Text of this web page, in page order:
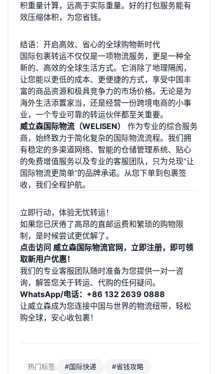
积重量计算，远高于实际重量。好的打包服务能有
效压缩体积，为您省钱。
结语：开启高效、省心的全球购物新时代
国际包裹转运不仅仅是一项物流服务，更是一种全
新的、高效的全球生活方式。它消除了地理隔阂，
让您能以更低的成本、更便捷的方式，享受中国丰
富的商品资源和极具竞争力的市场价格。无论是为
海外生活添置家当，还是经营一份跨境电商的小事
业，一个专业可靠的转运伙伴都至关重要。
威立森国际物流（WELISEN）
作为专业的综合服务
商，始终致力于简化复杂的国际物流流程。我们拥
有稳定的多渠道网络、智能的仓储管理系统、贴心
的免费增值服务以及专业的客服团队，只为兑现“让
国际物流更简单”的品牌承诺。从您下单到包裹签
收，我们全程护航。
立即行动，体验无忧转运！
如果您已厌倦了高昂的直邮运费和繁琐的购物限
制，是时候尝试更优解了。
点击访问 威立森国际物流官网 ，立即注册，即可领
取新用户优惠！
我们的专业客服团队随时准备为您提供一对一咨
询，解答您关于转运、代购的任何疑问。
WhatsApp/电话：+86 132 2639 0888
让威立森成为您连接中国与世界的物流纽带，轻松
购全球，安心收包裹！
热门标签: #国际快递
#省钱攻略